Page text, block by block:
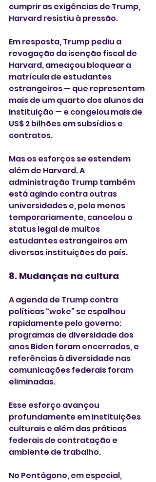
cumprir as exigências de Trump,
Harvard resistiu à pressão.
Em resposta, Trump pediu a
revogação da isenção fiscal de
Harvard, ameaçou bloquear a
matrícula de estudantes
estrangeiros — que representam
mais de um quarto dos alunos da
instituição — e congelou mais de
US$ 2 bilhões em subsídios e
contratos.
Mas os esforços se estendem
além de Harvard. A
administração Trump também
está agindo contra outras
universidades e, pelo menos
temporariamente, cancelou o
status legal de muitos
estudantes estrangeiros em
diversas instituições do país.
8. Mudanças na cultura
A agenda de Trump contra
políticas “woke” se espalhou
rapidamente pelo governo:
programas de diversidade dos
anos Biden foram encerrados, e
referências à diversidade nas
comunicações federais foram
eliminadas.
Esse esforço avançou
profundamente em instituições
culturais e além das práticas
federais de contratação e
ambiente de trabalho.
No Pentágono, em especial,